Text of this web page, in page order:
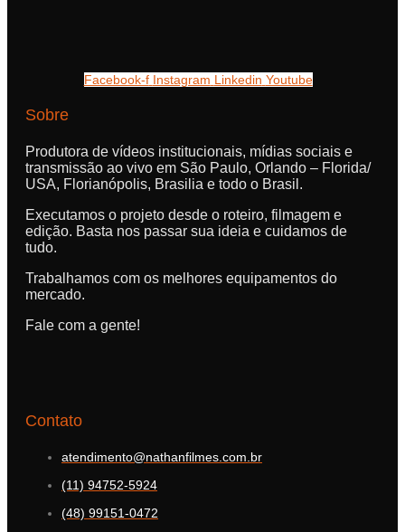
Facebook-f Instagram Linkedin Youtube
Sobre
Produtora de vídeos institucionais, mídias sociais e
transmissão ao vivo em São Paulo, Orlando – Florida/
USA, Florianópolis, Brasilia e todo o Brasil.
Executamos o projeto desde o roteiro, filmagem e
edição. Basta nos passar sua ideia e cuidamos de
tudo.
Trabalhamos com os melhores equipamentos do
mercado.
Fale com a gente!
Contato
atendimento@nathanfilmes.com.br
(11) 94752-5924
(48) 99151-0472